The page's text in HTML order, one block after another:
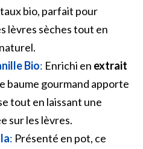
bio, parfait pour
lèvres sèches tout en
Bio: Enrichi en extrait
baume gourmand apporte
tout en laissant une
sur les lèvres.
: Présenté en pot, ce